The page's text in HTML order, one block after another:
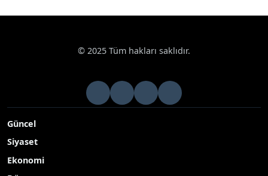
© 2025 Tüm hakları saklıdır.
Güncel
Siyaset
Ekonomi